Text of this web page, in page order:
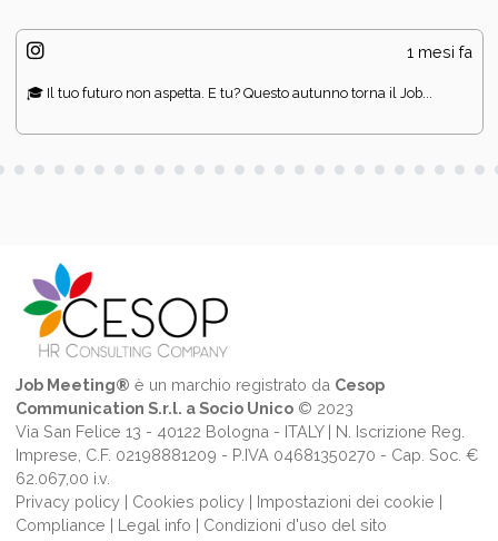
1 mesi fa
🎓 Il tuo futuro non aspetta. E tu? Questo autunno torna il Job...
Job Meeting® è un marchio registrato da Cesop
Communication S.r.l. a Socio Unico© 2023
Via San Felice 13 - 40122 Bologna - ITALY | N. Iscrizione Reg.
Imprese, C.F. 02198881209 - P.IVA 04681350270 - Cap. Soc. €
62.067,00 i.v.
Privacy policy| Cookies policy| Impostazioni dei cookie |
Compliance | Legal info | Condizioni d'uso del sito